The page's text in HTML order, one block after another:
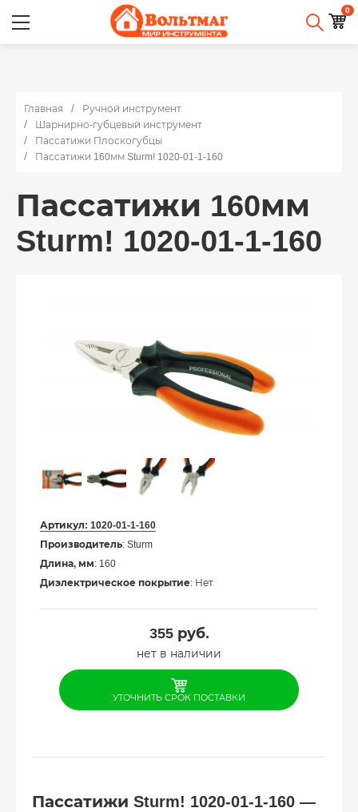
0
Главная
Ручной инструмент
Шарнирно-губцевый инструмент
Пассатижи Плоскогубцы
Пассатижи 160мм Sturm! 1020-01-1-160
Пассатижи 160мм
Sturm! 1020-01-1-160
Артикул: 1020-01-1-160
Производитель: Sturm
Длина, мм: 160
Диэлектрическое покрытие: Нет
355руб.
нет в наличии
УТОЧНИТЬ СРОК ПОСТАВКИ
Пассатижи Sturm! 1020‑01‑1‑160 —